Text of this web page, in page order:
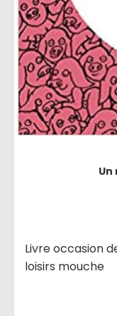
Livre occasion
loisirs mouche